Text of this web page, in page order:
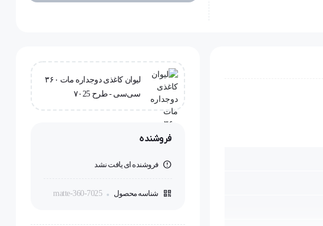
لیوان کاغذی دوجداره مات ۳۶۰
سی‌سی - طرح ۷۰25
فروشنده
فروشنده ای یافت نشد
شناسه محصول matte-360-7025